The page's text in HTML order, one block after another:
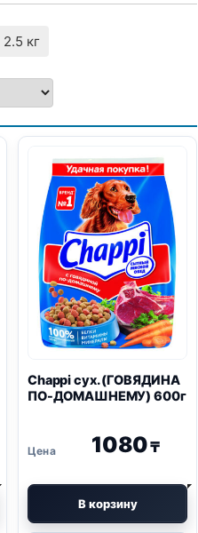
2.5 кг
Chappi сух. (ГОВЯДИНА
ПО-ДОМАШНЕМУ) 600г
1080₸
В корзину